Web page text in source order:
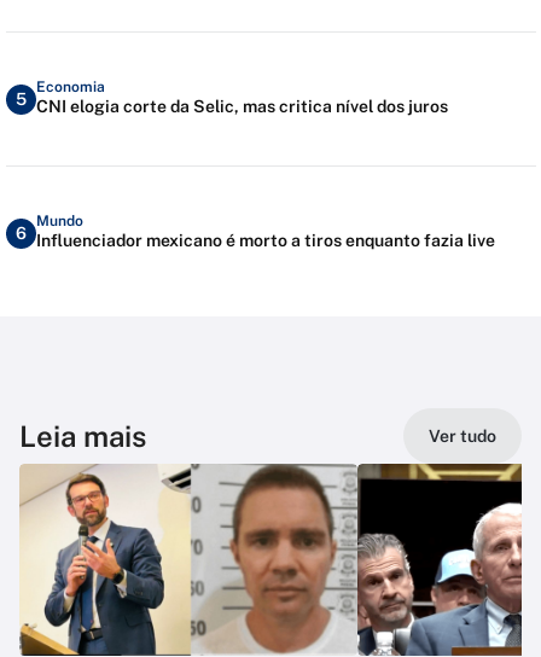
5
Economia
CNI elogia corte da Selic, mas critica nível dos juros
6
Mundo
Influenciador mexicano é morto a tiros enquanto fazia live
Leia mais Ver tudo